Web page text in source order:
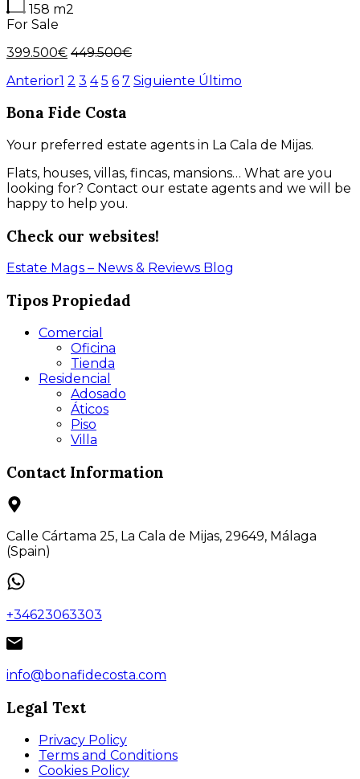
158 m2
For Sale
399.500€ 449.500€
Anterior1 2 3 4 5 6 7 Siguiente Último
Bona Fide Costa
Your preferred estate agents in La Cala de Mijas.
Flats, houses, villas, fincas, mansions… What are you
looking for? Contact our estate agents and we will be
happy to help you.
Check our websites!
Estate Mags – News & Reviews Blog
Tipos Propiedad
Comercial
Oficina
Tienda
Residencial
Adosado
Áticos
Piso
Villa
Contact Information
Calle Cártama 25, La Cala de Mijas, 29649, Málaga
(Spain)
+34623063303
info@bonafidecosta.com
Legal Text
Privacy Policy
Terms and Conditions
Cookies Policy